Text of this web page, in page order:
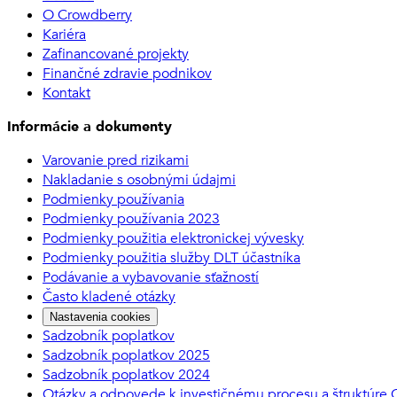
O Crowdberry
Kariéra
Zafinancované projekty
Finančné zdravie podnikov
Kontakt
Informácie a dokumenty
Varovanie pred rizikami
Nakladanie s osobnými údajmi
Podmienky používania
Podmienky používania 2023
Podmienky použitia elektronickej vývesky
Podmienky použitia služby DLT účastníka
Podávanie a vybavovanie sťažností
Často kladené otázky
Nastavenia cookies
Sadzobník poplatkov
Sadzobník poplatkov 2025
Sadzobník poplatkov 2024